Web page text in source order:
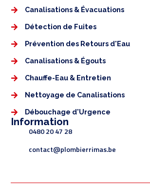
Canalisations & Évacuations
Détection de Fuites
Prévention des Retours d'Eau
Canalisations & Égouts
Chauffe-Eau & Entretien
Nettoyage de Canalisations
Débouchage d'Urgence
Information
0480 20 47 28
contact@plombierrimas.be